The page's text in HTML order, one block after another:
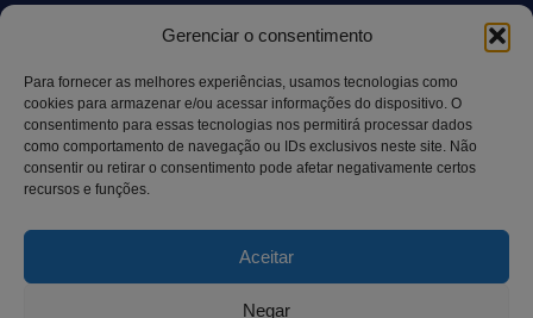
Gerenciar o consentimento
Para fornecer as melhores experiências, usamos tecnologias como
cookies para armazenar e/ou acessar informações do dispositivo. O
consentimento para essas tecnologias nos permitirá processar dados
como comportamento de navegação ou IDs exclusivos neste site. Não
consentir ou retirar o consentimento pode afetar negativamente certos
recursos e funções.
Aceitar
Negar
Canal LGPD e Segurança da Informação
Contato